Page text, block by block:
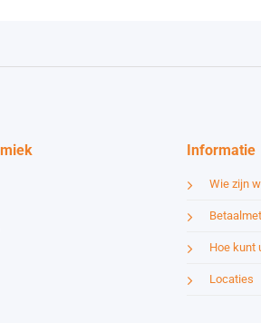
Informatie
Wie zijn
Hoe kunt
Locaties